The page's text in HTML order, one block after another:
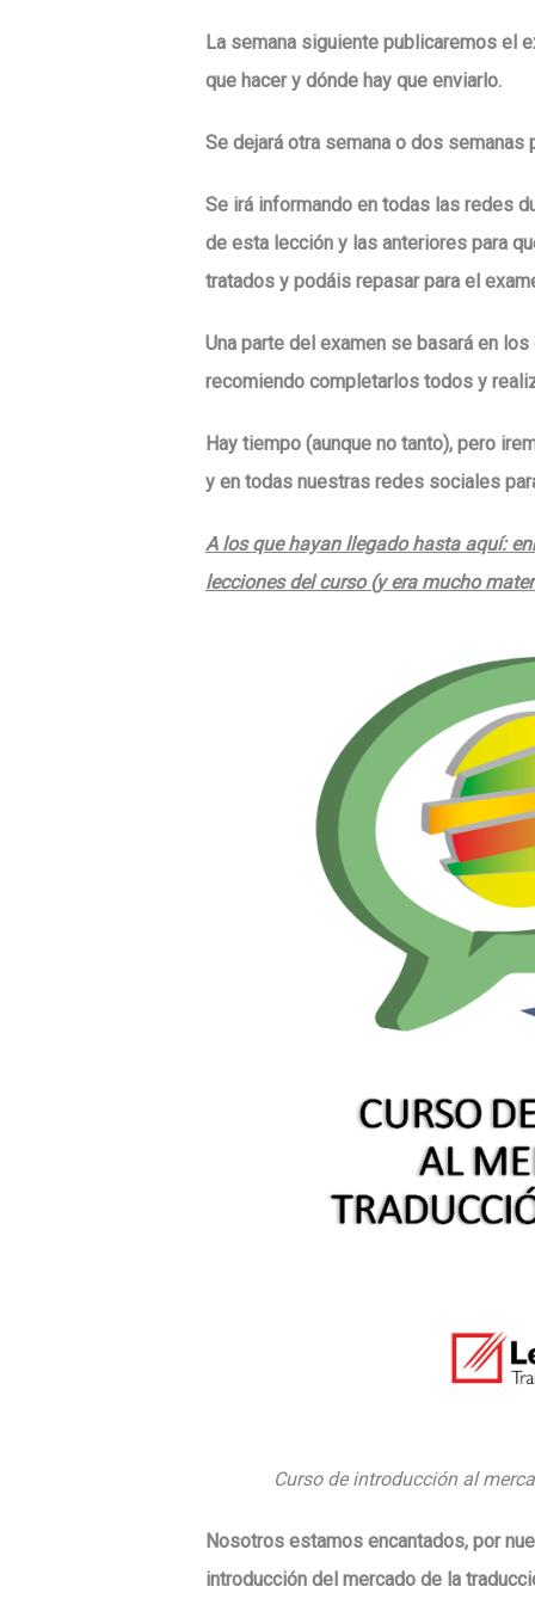
La semana siguiente publicaremos el
que hacer y dónde hay que enviarlo.
Se dejará otra semana o dos
Se irá informando en todas las redes
de esta lección y las anteriores para
tratados y podáis repasar para el
Una parte del examen se basará en
recomiendo completarlos todos y
Hay tiempo (aunque no tanto), pero
y en todas nuestras redes sociales
A los que hayan llegado hasta aquí:
lecciones del curso (y era mucho
Curso de introducción al
Nosotros estamos encantados, por
introducción del mercado de la